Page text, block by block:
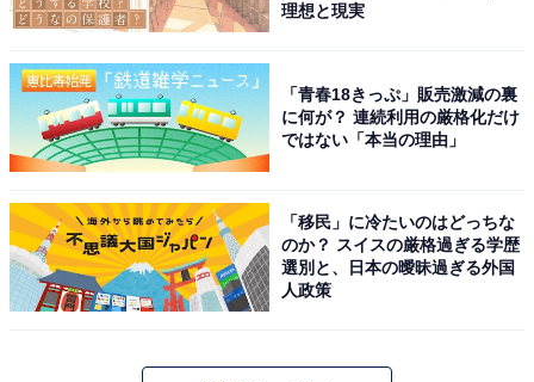
理想と現実
「青春18きっぷ」販売激減の裏
に何が？ 連続利用の厳格化だけ
ではない「本当の理由」
「移民」に冷たいのはどっちな
のか？ スイスの厳格過ぎる学歴
選別と、日本の曖昧過ぎる外国
人政策